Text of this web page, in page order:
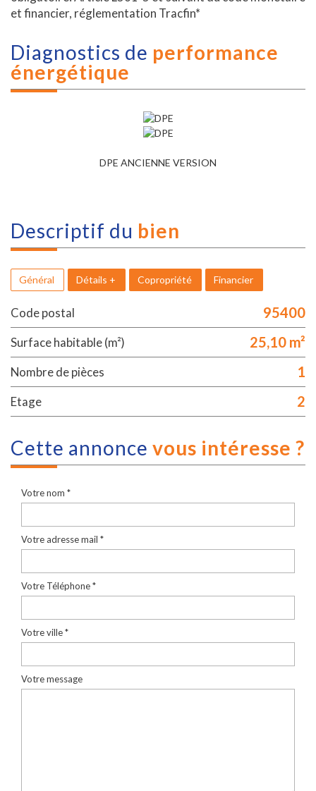
et financier, réglementation Tracfin*
diagnostics de performance
énergétique
DPE ANCIENNE VERSION
descriptif du bien
Général Détails + Copropriété Financier
Code postal 95400
Surface habitable (m²) 25,10 m²
Nombre de pièces 1
Etage 2
cette annonce vous intéresse ?
Votre nom *
Votre adresse mail *
Votre Téléphone *
Votre ville *
Votre message